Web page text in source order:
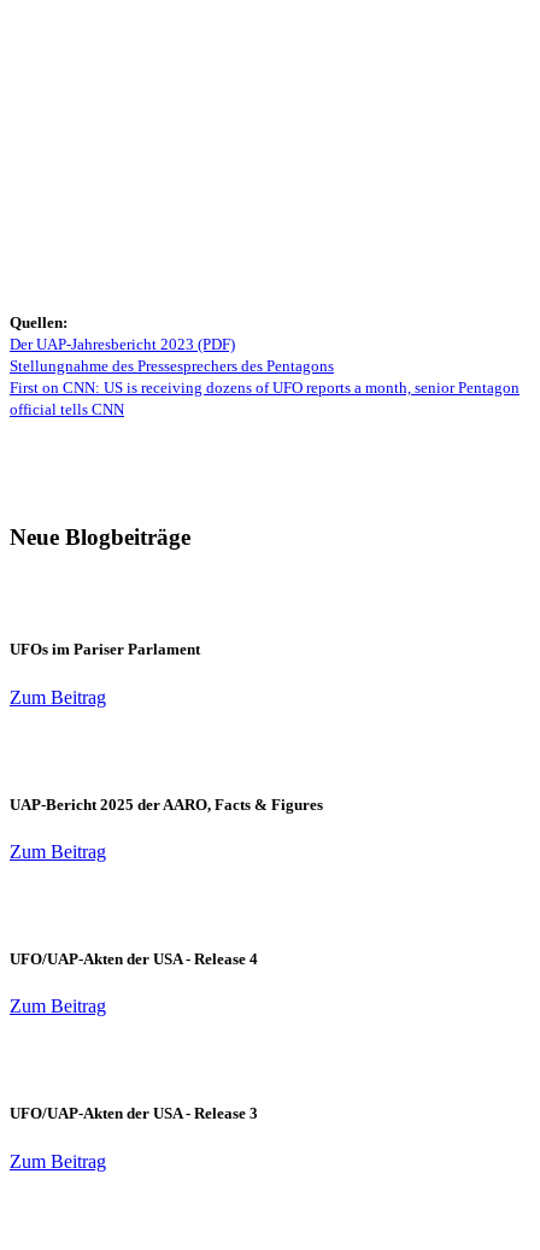
Quellen:
Der UAP-Jahresbericht 2023 (PDF)
Stellungnahme des Pressesprechers des Pentagons
First on CNN: US is receiving dozens of UFO reports a month, senior Pentagon
official tells CNN
Neue Blogbeiträge
UFOs im Pariser Parlament
Zum Beitrag
UAP-Bericht 2025 der AARO, Facts & Figures
Zum Beitrag
UFO/UAP-Akten der USA - Release 4
Zum Beitrag
UFO/UAP-Akten der USA - Release 3
Zum Beitrag